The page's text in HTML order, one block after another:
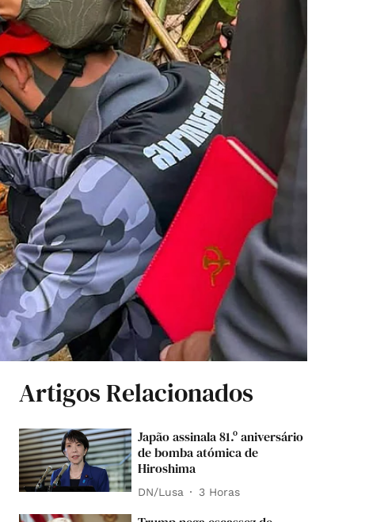
Artigos Relacionados
Japão assinala 81.º aniversário
de bomba atómica de
Hiroshima
DN/Lusa 3 Horas